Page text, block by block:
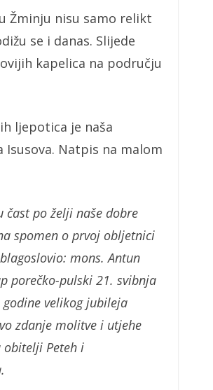
Žminju nisu samo relikt
se i danas. Slijede
kapelica na području
ljepotica je naša
Isusova. Natpis na malom
čast po želji naše dobre
spomen o prvoj obljetnici
mons. Antun
porečko-pulski 21. svibnja
godine velikog jubileja
zdanje molitve i utjehe
obitelji Peteh i